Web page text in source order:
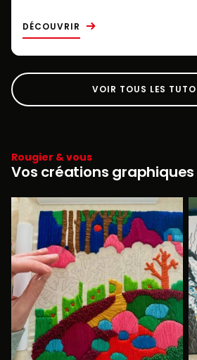
DÉCOUVRIR
VOIR TOUS LES
Rougier & vous
Vos créations graphiques